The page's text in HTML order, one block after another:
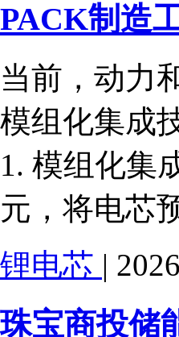
PACK制造
当前，动力
模组化集成
1. 模组化集
元，将电芯
锂电芯 |
珠宝商投储